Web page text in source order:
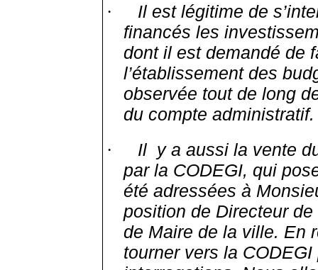
·
Il est légitime de
financés les
dont il est demandé de
l’établissement des
observée tout de long
du compte administratif.
· Il y a aussi la vente
par la CODEGI, qui
été adressées à
position de Directeur
de Maire de la ville. En
tourner vers la